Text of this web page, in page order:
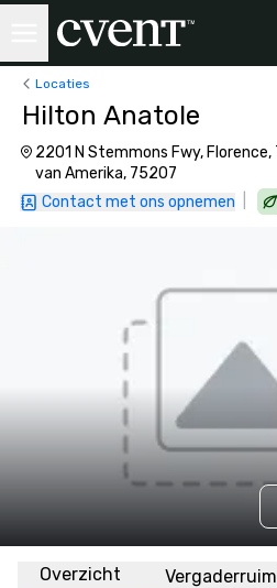
Locaties
Hilton Anatole
2201 N Stemmons Fwy,
van Amerika, 75207
Contact met ons opnemen
Overzicht